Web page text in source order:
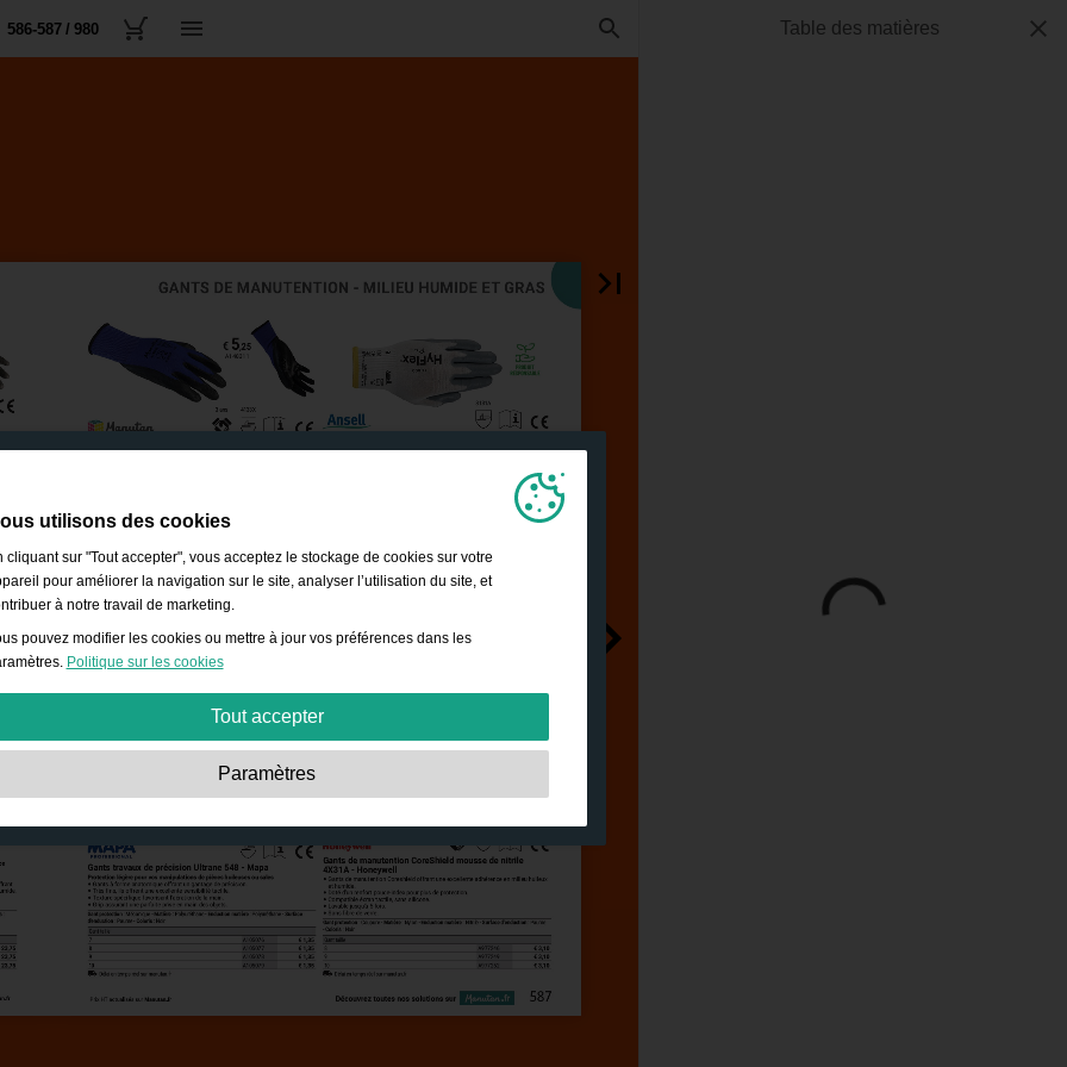
586-587 / 980 Table des matières
utilisons des cookies
cliquant sur "Tout accepter", vous acceptez le stockage de cookies sur votre
pour améliorer la navigation sur le site, analyser l’utilisation du site, et
à notre travail de marketing.
pouvez modifier les cookies ou mettre à jour vos préférences dans les
Politique sur les cookies
Tout accepter
Ces cookies sont essentiels pour permettre des
Performances:Ces cookies nous permettent de compter les visites et les sources
de trafic ainsi que la façon dont il est utilisé. Cela nous permet d’améliorer les
performances. Toutes les informations sont regroupées et restent donc anonymes.
Fonctionnels:
Ces cookies permettent au site d’offrir des fonctions avancées et
des options de personnalisation telles que le choix de la taille de police, etc.
Ces cookies sont utilisés pour afficher des publicités plus adaptées à
Paramètres